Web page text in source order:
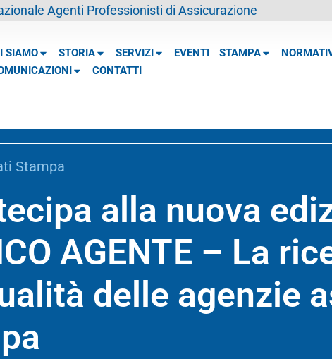
Agenti Professionisti di Assicurazione
SIAMO STORIA SERVIZI EVENTI STAMPA
CONTATTI
Stampa
alla nuova
AGENTE – La
delle agenzie